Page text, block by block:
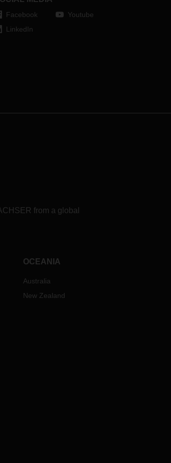
El operador presentará
completa gama de servicios
Facebook
LinkedIn
Youtube
from a global
OCEANIA
Australia
New Zealand